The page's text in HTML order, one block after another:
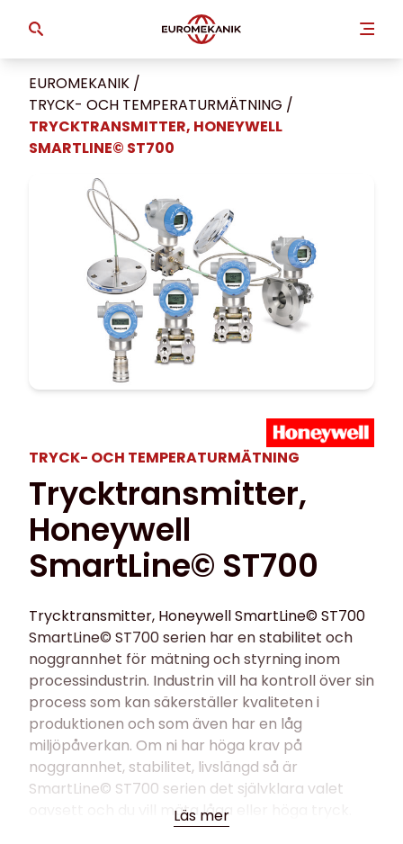
EUROMEKANIK /
TRYCK- OCH TEMPERATUR­MÄTNING /
TRYCKTRANSMITTER, HONEYWELL
SMARTLINE© ST700
TRYCK- OCH TEMPERATUR­MÄTNING
Trycktransmitter,
Honeywell
SmartLine© ST700
Trycktransmitter, Honeywell SmartLine© ST700
SmartLine© ST700 serien har en stabilitet och
noggrannhet för mätning och styrning inom
processindustrin. Industrin vill ha kontroll över sin
process som kan säkerställer kvaliteten i
produktionen och som även har en låg
miljöpåverkan. Om ni har höga krav på
noggrannhet, stabilitet, livslängd så är
SmartLine© ST700 serien det självklara valet
oavsett och du vill mäta låga eller höga tryck.
ST700 är modulärt uppbyggd, okänslig för
Läs mer